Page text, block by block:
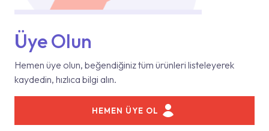
Üye Olun
Hemen üye olun, beğendiğiniz tüm ürünleri listeleyerek
kaydedin, hızlıca bilgi alın.
HEMEN ÜYE OL